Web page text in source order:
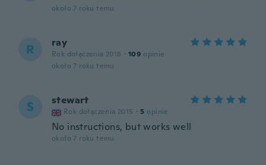
około 7 roku temu
R ray
Rok dołączenia 2018 · 109 opinie
około 7 roku temu
S stewart
Rok dołączenia 2015 · 5 opinie
No instructions, but works well
około 7 roku temu